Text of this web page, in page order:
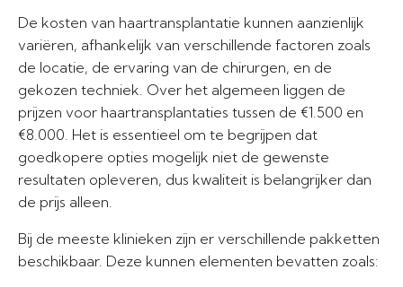
De kosten van haartransplantatie kunnen aanzienlijk
variëren, afhankelijk van verschillende factoren zoals
de locatie, de ervaring van de chirurgen, en de
gekozen techniek. Over het algemeen liggen de
prijzen voor haartransplantaties tussen de €1.500 en
€8.000. Het is essentieel om te begrijpen dat
goedkopere opties mogelijk niet de gewenste
resultaten opleveren, dus kwaliteit is belangrijker dan
de prijs alleen.
Bij de meeste klinieken zijn er verschillende pakketten
beschikbaar. Deze kunnen elementen bevatten zoals: